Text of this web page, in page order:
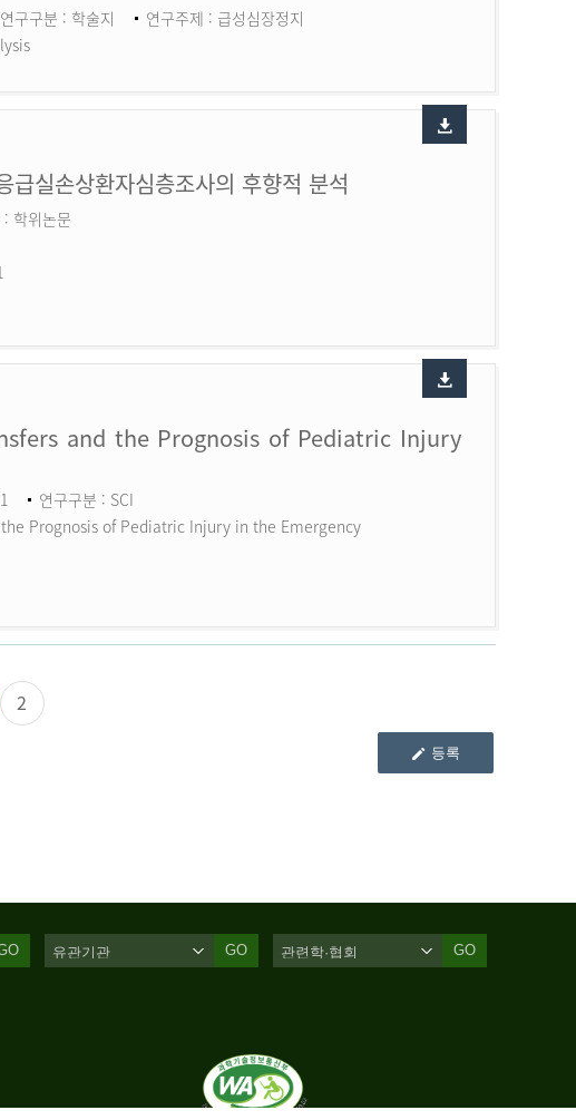
연구구분 : 학술지
연구주제 : 급성심장정지
실손상환자심층조사의 후향적 분석
학위논문
and the Prognosis of Pediatric Injury
연구구분 : SCI
Prognosis of Pediatric Injury in the Emergency
2
등록
GO GO